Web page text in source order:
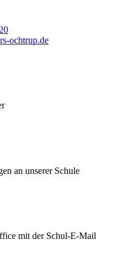
ochtrup.de
an unserer Schule
mit der Schul-E-Mail